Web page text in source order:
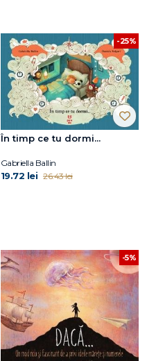
-25%
În timp ce tu dormi...
Gabriella Ballin
19.72 lei 26.43 lei
-5%